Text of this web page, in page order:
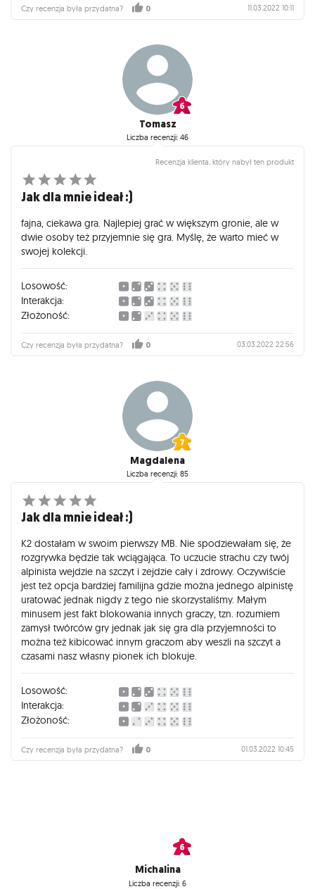
Czy recenzja była przydatna? 0 11.03.2022 10:11
Tomasz
Liczba recenzji: 46
Recenzja klienta, który nabył ten produkt
Jak dla mnie ideał :)
fajna, ciekawa gra. Najlepiej grać w większym gronie, ale w
dwie osoby też przyjemnie się gra. Myślę, że warto mieć w
swojej kolekcji.
Losowość:
Interakcja:
Złożoność:
Czy recenzja była przydatna? 0 03.03.2022 22:56
Magdalena
Liczba recenzji: 85
Jak dla mnie ideał :)
K2 dostałam w swoim pierwszy MB. Nie spodziewałam się, że
rozgrywka będzie tak wciągająca. To uczucie strachu czy twój
alpinista wejdzie na szczyt i zejdzie cały i zdrowy. Oczywiście
jest też opcja bardziej familijna gdzie można jednego alpinistę
uratować jednak nigdy z tego nie skorzystaliśmy. Małym
minusem jest fakt blokowania innych graczy, tzn. rozumiem
zamysł twórców gry jednak jak się gra dla przyjemności to
można też kibicować innym graczom aby weszli na szczyt a
czasami nasz własny pionek ich blokuje.
Losowość:
Interakcja:
Złożoność:
Czy recenzja była przydatna? 0 01.03.2022 10:45
Michalina
Liczba recenzji: 6